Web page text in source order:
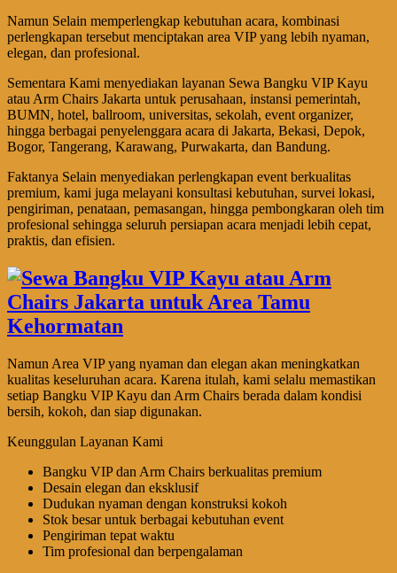
Namun Selain memperlengkap kebutuhan acara, kombinasi
perlengkapan tersebut menciptakan area VIP yang lebih nyaman,
elegan, dan profesional.
Sementara Kami menyediakan layanan Sewa Bangku VIP Kayu
atau Arm Chairs Jakarta untuk perusahaan, instansi pemerintah,
BUMN, hotel, ballroom, universitas, sekolah, event organizer,
hingga berbagai penyelenggara acara di Jakarta, Bekasi, Depok,
Bogor, Tangerang, Karawang, Purwakarta, dan Bandung.
Faktanya Selain menyediakan perlengkapan event berkualitas
premium, kami juga melayani konsultasi kebutuhan, survei lokasi,
pengiriman, penataan, pemasangan, hingga pembongkaran oleh tim
profesional sehingga seluruh persiapan acara menjadi lebih cepat,
praktis, dan efisien.
Namun Area VIP yang nyaman dan elegan akan meningkatkan
kualitas keseluruhan acara. Karena itulah, kami selalu memastikan
setiap Bangku VIP Kayu dan Arm Chairs berada dalam kondisi
bersih, kokoh, dan siap digunakan.
Keunggulan Layanan Kami
Bangku VIP dan Arm Chairs berkualitas premium
Desain elegan dan eksklusif
Dudukan nyaman dengan konstruksi kokoh
Stok besar untuk berbagai kebutuhan event
Pengiriman tepat waktu
Tim profesional dan berpengalaman